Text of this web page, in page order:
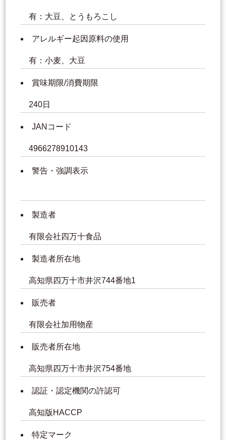
有：大豆、とうもろこし
アレルギー起因原料の使用
有：小麦、大豆
賞味期限/消費期限
240日
JANコード
4966278910143
警告・強調表示
製造者
有限会社四万十食品
製造者所在地
高知県四万十市井沢744番地1
販売者
有限会社加用物産
販売者所在地
高知県四万十市井沢754番地
認証・認定機関の許認可
高知版HACCP
特定マーク